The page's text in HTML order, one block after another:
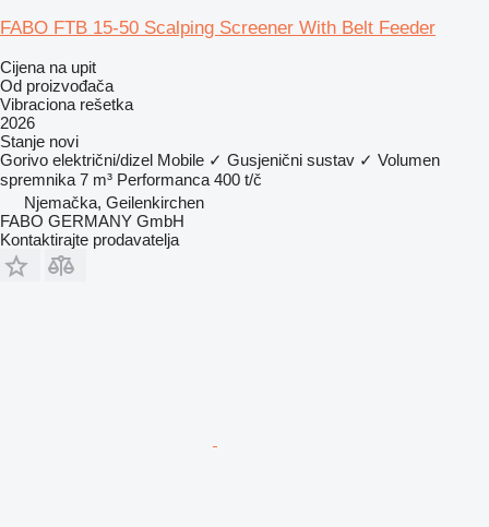
FABO FTB 15-50 Scalping Screener With Belt Feeder
Cijena na upit
Od proizvođača
Vibraciona rešetka
2026
Stanje novi
Gorivo električni/dizel Mobile ✓ Gusjenični sustav ✓ Volumen
spremnika 7 m³ Performanca 400 t/č
Njemačka, Geilenkirchen
FABO GERMANY GmbH
Kontaktirajte prodavatelja